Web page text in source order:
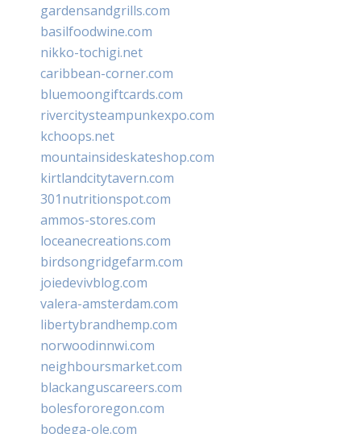
gardensandgrills.com
basilfoodwine.com
nikko-tochigi.net
caribbean-corner.com
bluemoongiftcards.com
rivercitysteampunkexpo.com
kchoops.net
mountainsideskateshop.com
kirtlandcitytavern.com
301nutritionspot.com
ammos-stores.com
loceanecreations.com
birdsongridgefarm.com
joiedevivblog.com
valera-amsterdam.com
libertybrandhemp.com
norwoodinnwi.com
neighboursmarket.com
blackanguscareers.com
bolesfororegon.com
bodega-ole.com